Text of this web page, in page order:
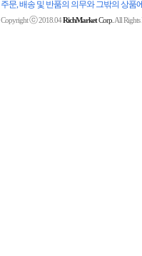
주문, 배송 및 반품의 의무와 그밖의 상
Copyrightⓒ2018.04RichMarketCorp. All Rights